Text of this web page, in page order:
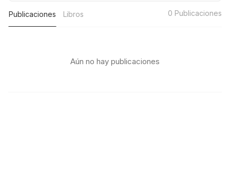
Publicaciones Libros 0 Publicaciones
Aún no hay publicaciones